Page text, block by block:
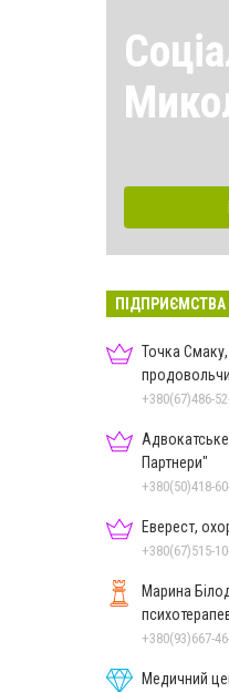
Точка
Партнери"
Еверест,
+380(67)515-
Марина
+380(93)667-
Медичний